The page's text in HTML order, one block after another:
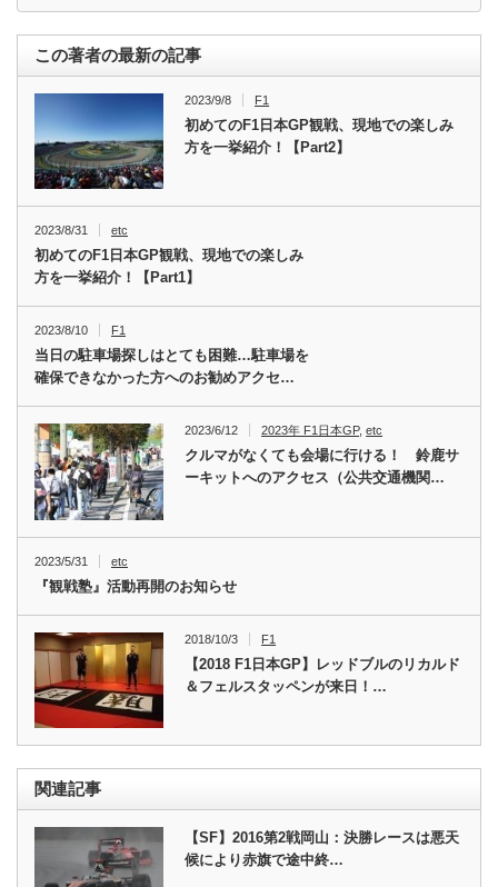
この著者の最新の記事
2023/9/8 F1
初めてのF1日本GP観戦、現地での楽しみ
方を一挙紹介！【Part2】
2023/8/31 etc
初めてのF1日本GP観戦、現地での楽しみ
方を一挙紹介！【Part1】
2023/8/10 F1
当日の駐車場探しはとても困難…駐車場を
確保できなかった方へのお勧めアクセ…
2023/6/12 2023年 F1日本GP,etc
クルマがなくても会場に行ける！ 鈴鹿サ
ーキットへのアクセス（公共交通機関…
2023/5/31 etc
『観戦塾』活動再開のお知らせ
2018/10/3 F1
【2018 F1日本GP】レッドブルのリカルド
＆フェルスタッペンが来日！…
関連記事
【SF】2016第2戦岡山：決勝レースは悪天
候により赤旗で途中終…